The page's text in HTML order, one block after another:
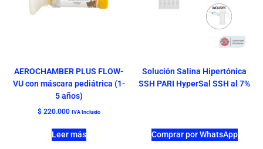
AEROCHAMBER PLUS FLOW-
VU con máscara pediátrica (1-
5 años)
$220.000 IVA Incluido
Leer más
Solución Salina Hipertónica
SSH PARI HyperSal SSH al 7%
Comprar por WhatsApp